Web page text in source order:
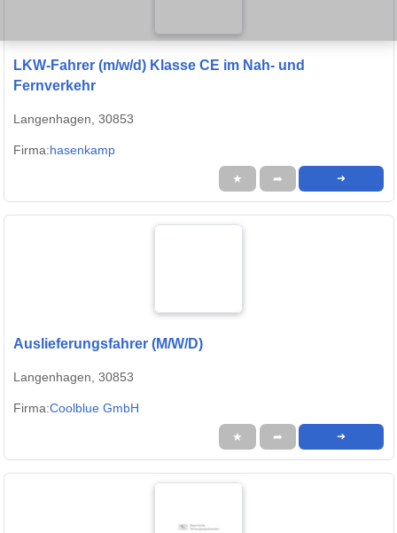
LKW-Fahrer (m/w/d) Klasse CE im Nah- und
Fernverkehr
Langenhagen, 30853
Firma:hasenkamp
★ ➦ ➜
Auslieferungsfahrer (M/W/D)
Langenhagen, 30853
Firma:Coolblue GmbH
★ ➦ ➜